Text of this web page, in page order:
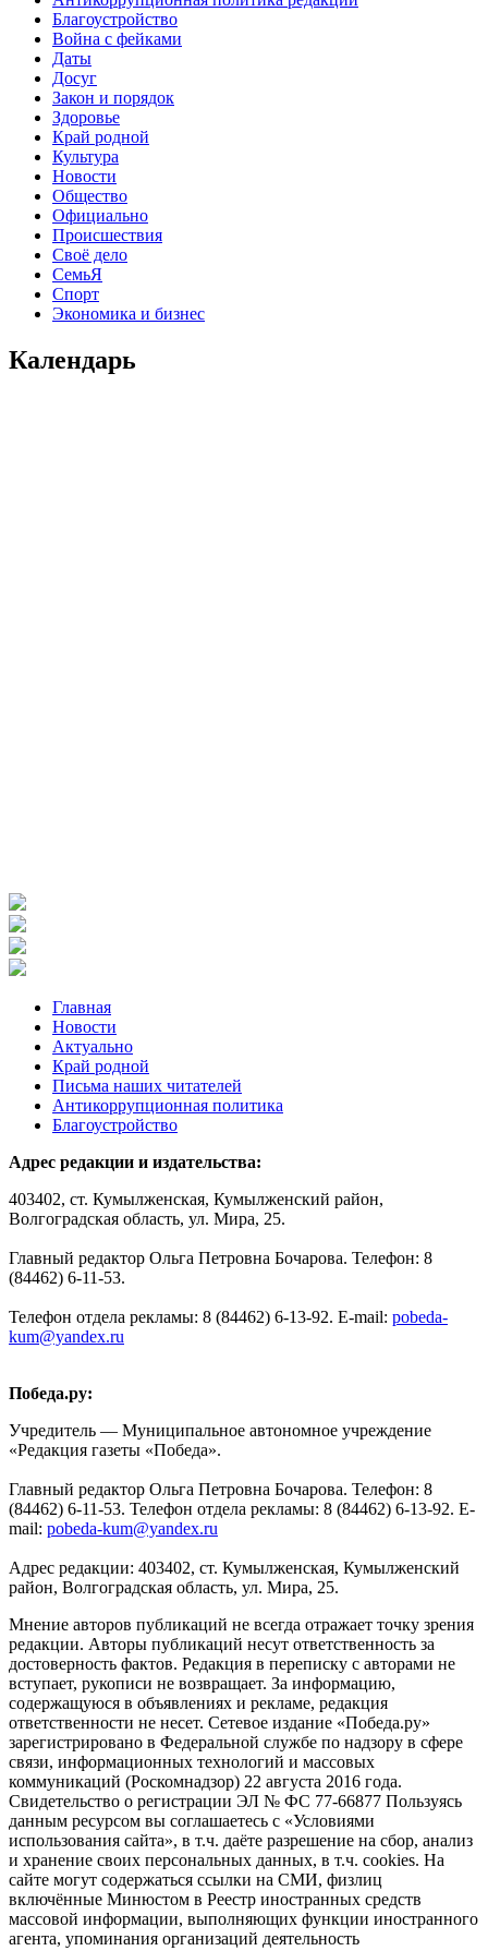
Благоустройство
Война с фейками
Даты
Досуг
Закон и порядок
Здоровье
Край родной
Культура
Новости
Общество
Официально
Происшествия
Своё дело
СемьЯ
Спорт
Экономика и бизнес
Календарь
Главная
Новости
Актуально
Край родной
Письма наших читателей
Антикоррупционная политика
Благоустройство
Адрес редакции и издательства:
403402, ст. Кумылженская, Кумылженский район,
Волгоградская область, ул. Мира, 25.
Главный редактор Ольга Петровна Бочарова. Телефон: 8
(84462) 6-11-53.
Телефон отдела рекламы: 8 (84462) 6-13-92. E-mail: pobeda-
kum@yandex.ru
Победа.ру:
Учредитель — Муниципальное автономное учреждение
«Редакция газеты «Победа».
Главный редактор Ольга Петровна Бочарова. Телефон: 8
(84462) 6-11-53. Телефон отдела рекламы: 8 (84462) 6-13-92. E-
mail: pobeda-kum@yandex.ru
Адрес редакции: 403402, ст. Кумылженская, Кумылженский
район, Волгоградская область, ул. Мира, 25.
Мнение авторов публикаций не всегда отражает точку зрения
редакции. Авторы публикаций несут ответственность за
достоверность фактов. Редакция в переписку с авторами не
вступает, рукописи не возвращает. За информацию,
содержащуюся в объявлениях и рекламе, редакция
ответственности не несет. Сетевое издание «Победа.ру»
зарегистрировано в Федеральной службе по надзору в сфере
связи, информационных технологий и массовых
коммуникаций (Роскомнадзор) 22 августа 2016 года.
Свидетельство о регистрации ЭЛ № ФС 77-66877 Пользуясь
данным ресурсом вы соглашаетесь с «Условиями
использования сайта», в т.ч. даёте разрешение на сбор, анализ
и хранение своих персональных данных, в т.ч. cookies. На
сайте могут содержаться ссылки на СМИ, физлиц
включённые Минюстом в Реестр иностранных средств
массовой информации, выполняющих функции иностранного
агента, упоминания организаций деятельность